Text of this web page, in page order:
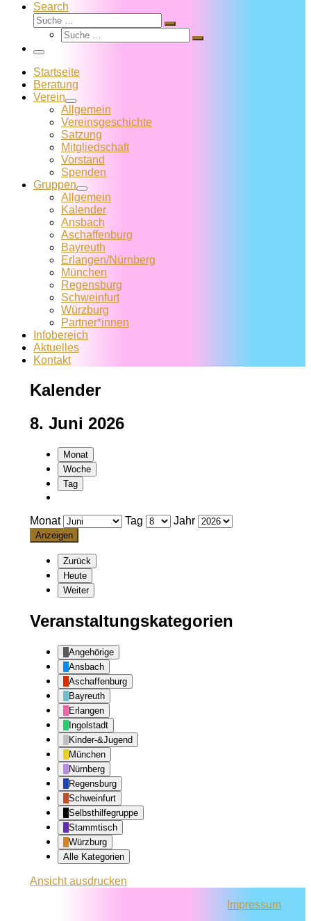
Search
Suche
Suche
Suche
Suche
Menü
Startseite
Beratung
Verein
Allgemein
Vereins­geschichte
Satzung
Mitglied­schaft
Vorstand
Spenden
Gruppen
Allgemein
Kalender
Ansbach
Aschaffenburg
Bayreuth
Erlangen/Nürnberg
München
Regensburg
Schweinfurt
Würzburg
Partner*innen
Infobereich
Aktuelles
Kontakt
Kalender
8. Juni 2026
Monat
Woche
Tag
Monat Tag Jahr
Zurück
Heute
Weiter
Veranstaltungskategorien
Angehörige
Ansbach
Aschaffenburg
Bayreuth
Erlangen
Ingolstadt
Kinder-&Jugend
München
Nürnberg
Regensburg
Schweinfurt
Selbsthilfegruppe
Stammtisch
Würzburg
Alle Kategorien
Ansichtausdrucken
Impressum